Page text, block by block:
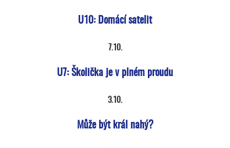
U10: Domácí satelit
7.10.
U7: Školička je v plném proudu
3.10.
Může být král nahý?